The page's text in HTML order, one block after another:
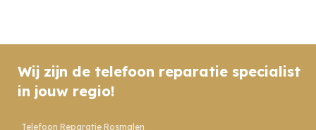
Wij zijn de telefoon reparatie specialist
in jouw regio!
Telefoon Reparatie Rosmalen